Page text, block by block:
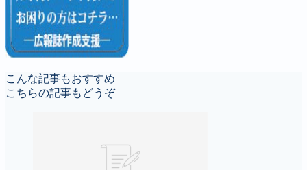
こんな記事もおすすめ
こちらの記事もどうぞ